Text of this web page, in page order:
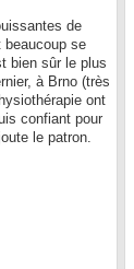
de
beaucoup se
bien sûr le plus
à Brno (très
ont
confiant pour
le patron.